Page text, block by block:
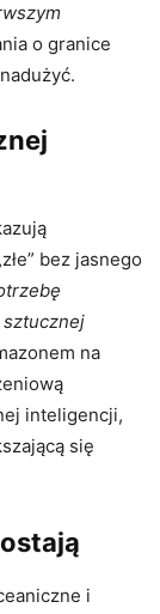
o granice
bez jasnego
na
inteligencji,
się
i